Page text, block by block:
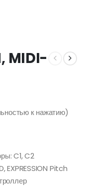
MIDI-
к нажатию)
C1, C2
Pitch